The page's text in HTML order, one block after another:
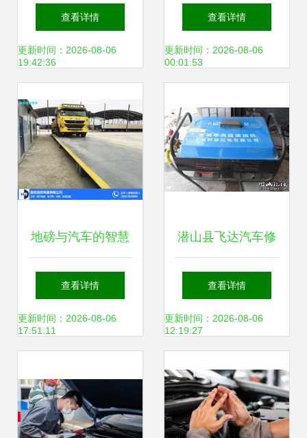
何应对常见问题与
陷阱
查看详情
更新时间：2026-08-06
19:42:36
模式推荐-“车抓
手”汽车私人订制医
车维修
查看详情
更新时间：2026-08-06
00:01:53
地磅与汽车的智慧
应用 厂中厂（浩然
大名）产品显奇
查看详情
更新时间：2026-08-06
17:51:11
潜山县飞达汽车修
理厂 专业汽车维
修，为您的爱车保
查看详情
更新时间：2026-08-06
12:19:27